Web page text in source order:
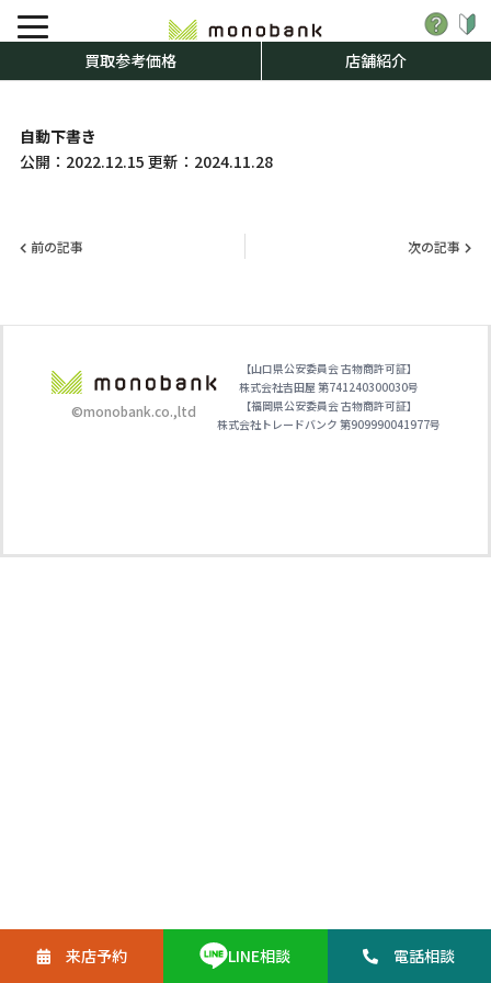
買取参考価格 店舗紹介
来店予約 LINE相談 電話相談
自動下書き
公開： 2022.12.15 更新： 2024.11.28
前の記事 次の記事
©monobank.co.,ltd
【山口県公安委員会 古物商許可証】
株式会社吉田屋 第741240300030号
【福岡県公安委員会 古物商許可証】
株式会社トレードバンク 第909990041977号